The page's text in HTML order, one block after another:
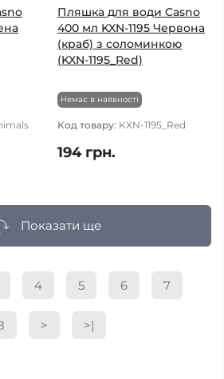
Пляшка для води Casno
400 мл KXN-1195 Червона
(краб) з соломинкою
(KXN-1195_Red)
Немає в наявності
Код товару: KXN-1195_Red
194 грн.
Показати ще
4 5 6 7
> >|